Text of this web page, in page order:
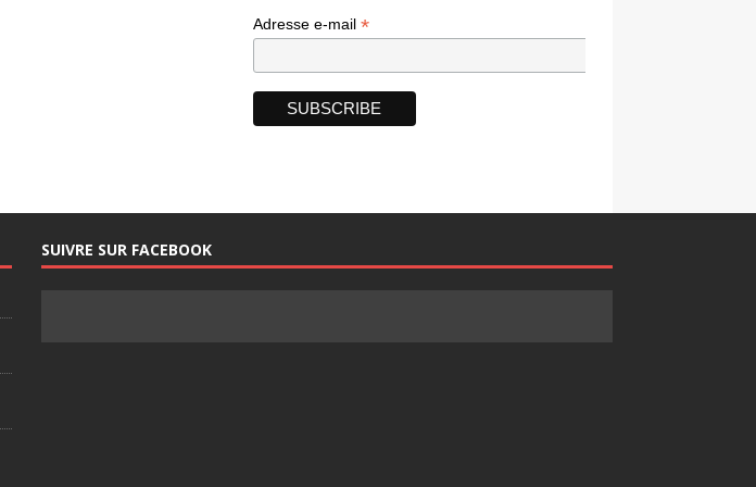
Adresse e-mail *
SUIVRE SUR FACEBOOK